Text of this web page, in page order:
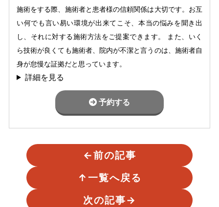
施術をする際、施術者と患者様の信頼関係は大切です。お互
い何でも言い易い環境が出来てこそ、本当の悩みを聞き出
し、それに対する施術方法をご提案できます。 また、いく
ら技術が良くても施術者、院内が不潔と言うのは、施術者自
身が怠慢な証拠だと思っています。
詳細を見る
予約する
←前の記事
↑ 一覧へ戻る
次の記事→